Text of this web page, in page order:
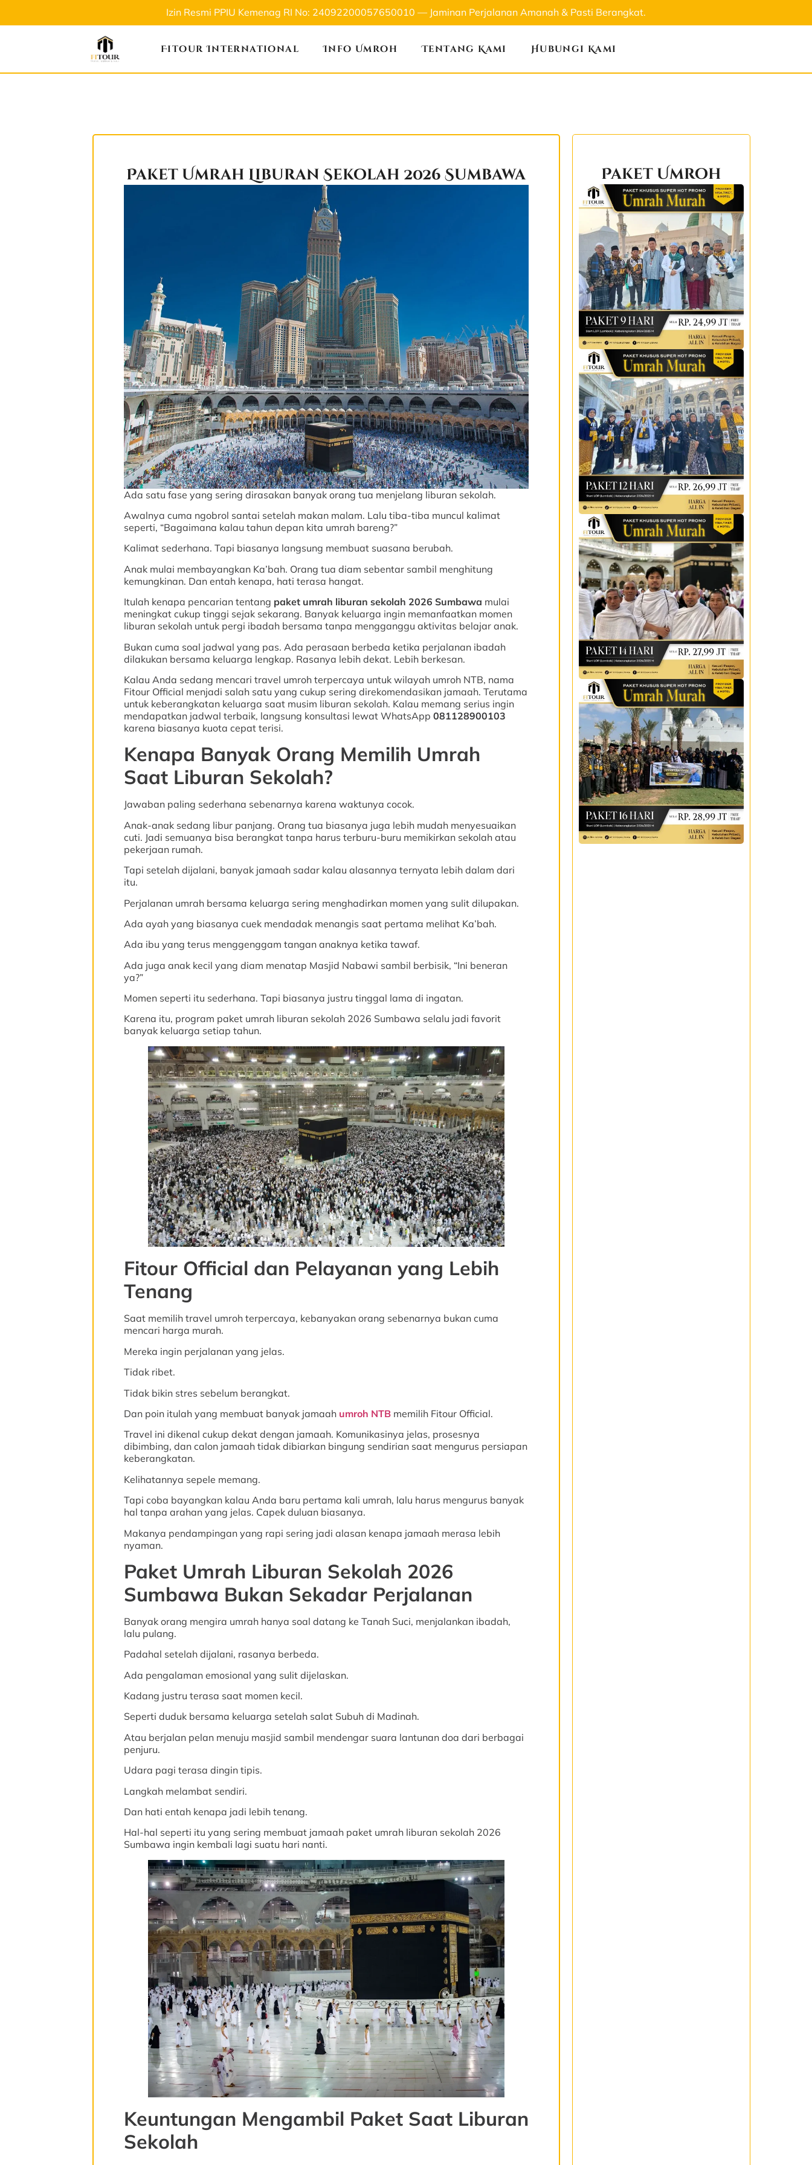
Izin Resmi PPIU Kemenag RI No: 24092200057650010 — Jaminan Perjalanan Amanah & Pasti Berangkat.
Fitour International Info Umroh Tentang Kami Hubungi Kami
Paket Umrah Liburan Sekolah 2026 Sumbawa
Ada satu fase yang sering dirasakan banyak orang tua menjelang liburan sekolah.
Awalnya cuma ngobrol santai setelah makan malam. Lalu tiba-tiba muncul kalimat
seperti, “Bagaimana kalau tahun depan kita umrah bareng?”
Kalimat sederhana. Tapi biasanya langsung membuat suasana berubah.
Anak mulai membayangkan Ka’bah. Orang tua diam sebentar sambil menghitung
kemungkinan. Dan entah kenapa, hati terasa hangat.
Itulah kenapa pencarian tentang paket umrah liburan sekolah 2026 Sumbawa mulai
meningkat cukup tinggi sejak sekarang. Banyak keluarga ingin memanfaatkan momen
liburan sekolah untuk pergi ibadah bersama tanpa mengganggu aktivitas belajar anak.
Bukan cuma soal jadwal yang pas. Ada perasaan berbeda ketika perjalanan ibadah
dilakukan bersama keluarga lengkap. Rasanya lebih dekat. Lebih berkesan.
Kalau Anda sedang mencari travel umroh terpercaya untuk wilayah umroh NTB, nama
Fitour Official menjadi salah satu yang cukup sering direkomendasikan jamaah. Terutama
untuk keberangkatan keluarga saat musim liburan sekolah. Kalau memang serius ingin
mendapatkan jadwal terbaik, langsung konsultasi lewat WhatsApp 081128900103
karena biasanya kuota cepat terisi.
Kenapa Banyak Orang Memilih Umrah
Saat Liburan Sekolah?
Jawaban paling sederhana sebenarnya karena waktunya cocok.
Anak-anak sedang libur panjang. Orang tua biasanya juga lebih mudah menyesuaikan
cuti. Jadi semuanya bisa berangkat tanpa harus terburu-buru memikirkan sekolah atau
pekerjaan rumah.
Tapi setelah dijalani, banyak jamaah sadar kalau alasannya ternyata lebih dalam dari
itu.
Perjalanan umrah bersama keluarga sering menghadirkan momen yang sulit dilupakan.
Ada ayah yang biasanya cuek mendadak menangis saat pertama melihat Ka’bah.
Ada ibu yang terus menggenggam tangan anaknya ketika tawaf.
Ada juga anak kecil yang diam menatap Masjid Nabawi sambil berbisik, “Ini beneran
ya?”
Momen seperti itu sederhana. Tapi biasanya justru tinggal lama di ingatan.
Karena itu, program paket umrah liburan sekolah 2026 Sumbawa selalu jadi favorit
banyak keluarga setiap tahun.
Fitour Official dan Pelayanan yang Lebih
Tenang
Saat memilih travel umroh terpercaya, kebanyakan orang sebenarnya bukan cuma
mencari harga murah.
Mereka ingin perjalanan yang jelas.
Tidak ribet.
Tidak bikin stres sebelum berangkat.
Dan poin itulah yang membuat banyak jamaah umroh NTBmemilih Fitour Official.
Travel ini dikenal cukup dekat dengan jamaah. Komunikasinya jelas, prosesnya
dibimbing, dan calon jamaah tidak dibiarkan bingung sendirian saat mengurus persiapan
keberangkatan.
Kelihatannya sepele memang.
Tapi coba bayangkan kalau Anda baru pertama kali umrah, lalu harus mengurus banyak
hal tanpa arahan yang jelas. Capek duluan biasanya.
Makanya pendampingan yang rapi sering jadi alasan kenapa jamaah merasa lebih
nyaman.
Paket Umrah Liburan Sekolah 2026
Sumbawa Bukan Sekadar Perjalanan
Banyak orang mengira umrah hanya soal datang ke Tanah Suci, menjalankan ibadah,
lalu pulang.
Padahal setelah dijalani, rasanya berbeda.
Ada pengalaman emosional yang sulit dijelaskan.
Kadang justru terasa saat momen kecil.
Seperti duduk bersama keluarga setelah salat Subuh di Madinah.
Atau berjalan pelan menuju masjid sambil mendengar suara lantunan doa dari berbagai
penjuru.
Udara pagi terasa dingin tipis.
Langkah melambat sendiri.
Dan hati entah kenapa jadi lebih tenang.
Hal-hal seperti itu yang sering membuat jamaah paket umrah liburan sekolah 2026
Sumbawa ingin kembali lagi suatu hari nanti.
Keuntungan Mengambil Paket Saat Liburan
Sekolah
Paket Umroh